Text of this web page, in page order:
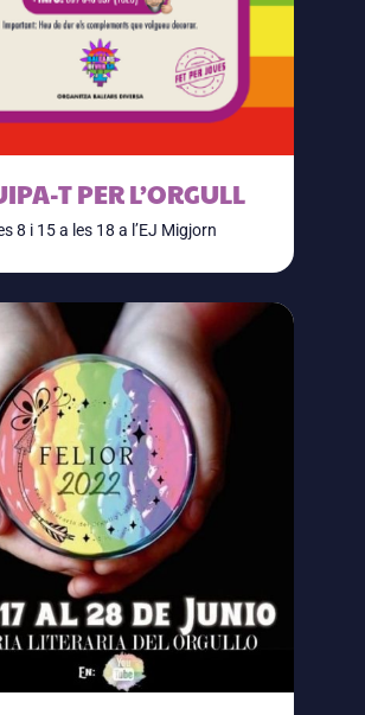
T PER L’ORGULL
8 i 15 a les 18 a l’EJ Migjorn